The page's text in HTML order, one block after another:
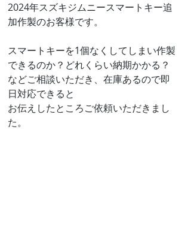
2024年スズキジムニースマートキー追
加作製のお客様です。
スマートキーを1個なくしてしまい作製
できるのか？どれくらい納期かかる？
などご相談いただき、在庫あるので即
日対応できると
お伝えしたところご依頼いただきまし
た。